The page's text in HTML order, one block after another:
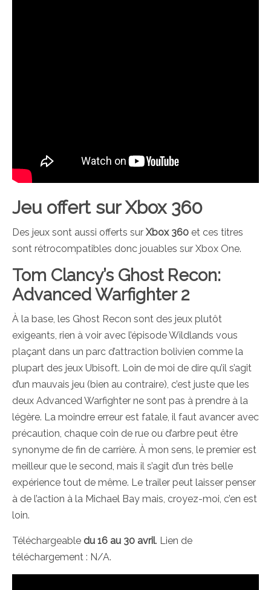
Jeu offert sur Xbox 360
Des jeux sont aussi offerts sur Xbox 360 et ces titres
sont rétrocompatibles donc jouables sur Xbox One.
Tom Clancy’s Ghost Recon:
Advanced Warfighter 2
À la base, les Ghost Recon sont des jeux plutôt
exigeants, rien à voir avec l’épisode Wildlands vous
plaçant dans un parc d’attraction bolivien comme la
plupart des jeux Ubisoft. Loin de moi de dire qu’il s’agit
d’un mauvais jeu (bien au contraire), c’est juste que les
deux Advanced Warfighter ne sont pas à prendre à la
légère. La moindre erreur est fatale, il faut avancer avec
précaution, chaque coin de rue ou d’arbre peut être
synonyme de fin de carrière. À mon sens, le premier est
meilleur que le second, mais il s’agit d’un très belle
expérience tout de même. Le trailer peut laisser penser
à de l’action à la Michael Bay mais, croyez-moi, c’en est
loin.
Téléchargeable du 16 au 30 avril. Lien de
téléchargement : N/A.